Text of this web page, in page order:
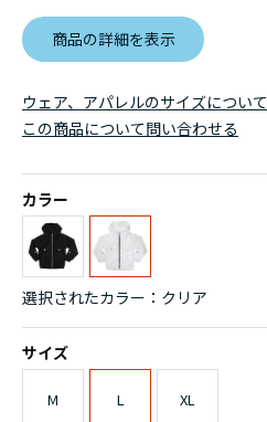
商品の詳細を表示
ウェア、アパレルのサイズについて
カラー
選択されたカラー：クリア
サイズ
M L XL
この商品について問い合わせる